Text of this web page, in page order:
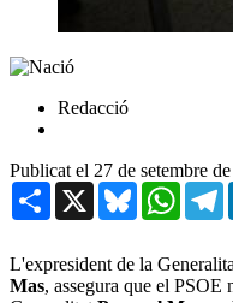
Redacció
Publicat el 27 de setembre
Share X Bluesky
L'expresident de la
Mas, assegura que el PSOE